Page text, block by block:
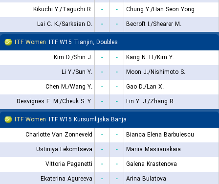
Kikuchi Y./Taguchi R.
- -
Chung Y./Han Seon Yong
Lai C. K./Sarksian D.
- -
Becroft I./Shearer M.
ITF Women ITF W15 Tianjin, Doubles
Kim D./Shin J.
- -
Kang N. H./Kim Y.
Li Y./Sun Y.
- -
Moon J./Nishimoto S.
Chen M./Wang Y.
- -
Gao D./Lan X.
Desvignes E. M./Cheuk S. Y.
- -
Lin Y. J./Zhang R.
ITF Women ITF W15 Kursumlijska Banja
Charlotte Van Zonneveld
- -
Bianca Elena Barbulescu
Ustiniya Lekomtseva
- -
Mariia Masiianskaia
Vittoria Paganetti
- -
Galena Krastenova
Ekaterina Agureeva
- -
Arina Bulatova